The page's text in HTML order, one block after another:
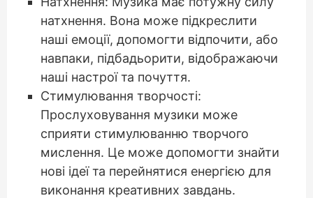
натхнення. Вона може підкреслити
наші емоції, допомогти відпочити, або
навпаки, підбадьорити, відображаючи
наші настрої та почуття.
Стимулювання творчості:
Прослуховування музики може
сприяти стимулюванню творчого
мислення. Це може допомогти знайти
нові ідеї та перейнятися енергією для
виконання креативних завдань.